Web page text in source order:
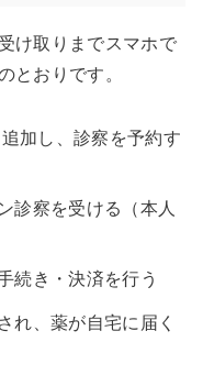
け取りまでスマホで
とおりです。
加し、診察を予約す
診察を受ける（本人
続き・決済を行う
れ、薬が自宅に届く